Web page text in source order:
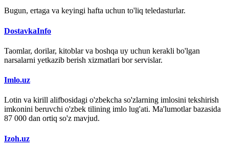
Bugun, ertaga va keyingi hafta uchun to'liq teledasturlar.
DostavkaInfo
Taomlar, dorilar, kitoblar va boshqa uy uchun kerakli bo'lgan
narsalarni yetkazib berish xizmatlari bor servislar.
Imlo.uz
Lotin va kirill alifbosidagi o'zbekcha so'zlarning imlosini tekshirish
imkonini beruvchi o'zbek tilining imlo lug'ati. Ma'lumotlar bazasida
87 000 dan ortiq so'z mavjud.
Izoh.uz